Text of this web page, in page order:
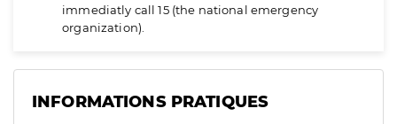
immediatly call 15 (the national emergency
organization).
INFORMATIONS PRATIQUES